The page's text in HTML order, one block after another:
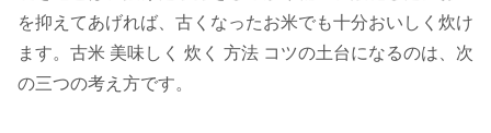
を抑えてあげれば、古くなったお米でも十分おいしく炊け
ます。古米 美味しく 炊く 方法 コツの土台になるのは、次
の三つの考え方です。